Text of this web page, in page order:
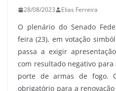
28/08/2023 Elias Ferreira
O plenário do Senado
feira (23), em votação
passa a exigir
com resultado negativo
porte de armas de fogo.
obrigatório para a